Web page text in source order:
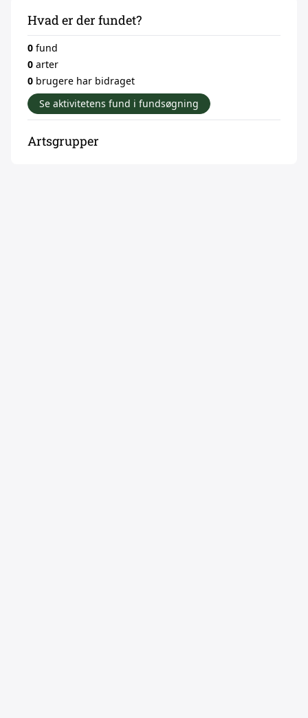
Hvad er der fundet?
0 fund
0 arter
0 brugere har bidraget
Se aktivitetens fund i fundsøgning
Artsgrupper